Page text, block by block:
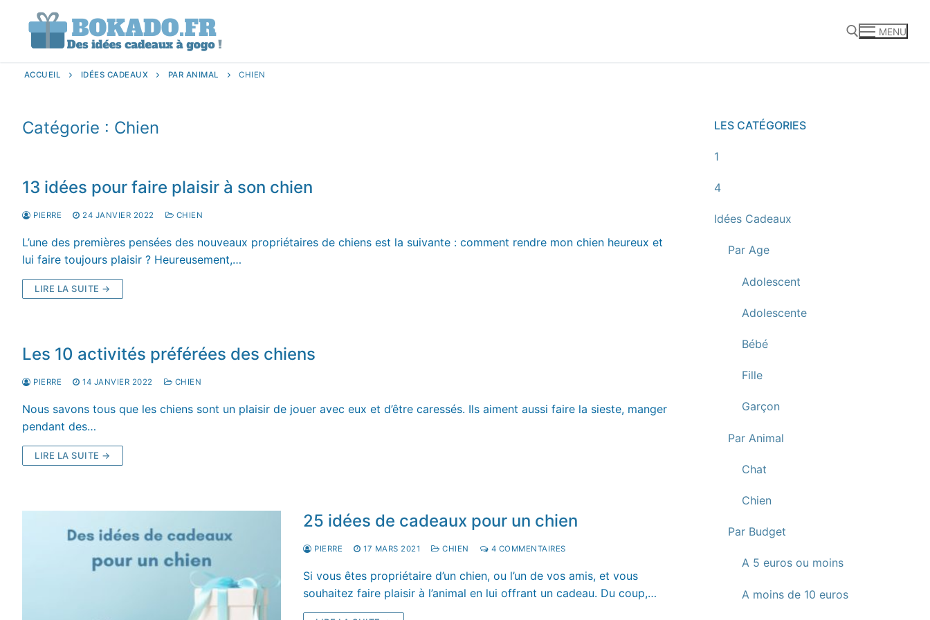
MENU
ACCUEIL IDÉES CADEAUX PAR ANIMAL CHIEN
Catégorie : Chien
13 idées pour faire plaisir à son chien
PIERRE 24 JANVIER 2022 CHIEN
L’une des premières pensées des nouveaux propriétaires de chiens est la suivante : comment rendre mon chien heureux et
lui faire toujours plaisir ? Heureusement,…
LIRE LA SUITE →
Les 10 activités préférées des chiens
PIERRE 14 JANVIER 2022 CHIEN
Nous savons tous que les chiens sont un plaisir de jouer avec eux et d’être caressés. Ils aiment aussi faire la sieste, manger
pendant des…
LIRE LA SUITE →
25 idées de cadeaux pour un chien
PIERRE 17 MARS 2021 CHIEN 4 COMMENTAIRES
Si vous êtes propriétaire d’un chien, ou l’un de vos amis, et vous
souhaitez faire plaisir à l’animal en lui offrant un cadeau. Du coup,…
LES CATÉGORIES
1
4
Idées Cadeaux
Par Age
Adolescent
Adolescente
Bébé
Fille
Garçon
Par Animal
Chat
Chien
Par Budget
A 5 euros ou moins
A moins de 10 euros